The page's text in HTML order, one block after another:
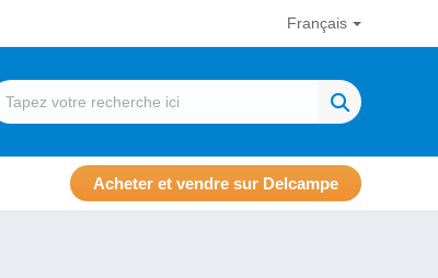
Français
Acheter et vendre sur Delcampe